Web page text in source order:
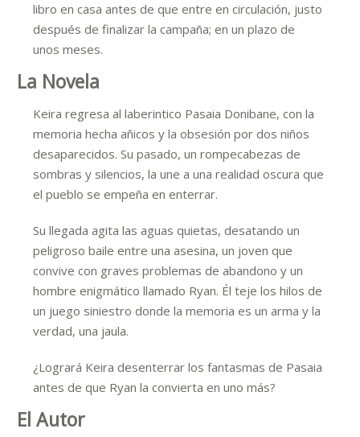
libro en casa antes de que entre en circulación, justo
después de finalizar la campaña; en un plazo de
unos meses.
La Novela
Keira regresa al laberintico Pasaia Donibane, con la
memoria hecha añicos y la obsesión por dos niños
desaparecidos. Su pasado, un rompecabezas de
sombras y silencios, la une a una realidad oscura que
el pueblo se empeña en enterrar.
Su llegada agita las aguas quietas, desatando un
peligroso baile entre una asesina, un joven que
convive con graves problemas de abandono y un
hombre enigmático llamado Ryan. Él teje los hilos de
un juego siniestro donde la memoria es un arma y la
verdad, una jaula.
¿Logrará Keira desenterrar los fantasmas de Pasaia
antes de que Ryan la convierta en uno más?
El Autor